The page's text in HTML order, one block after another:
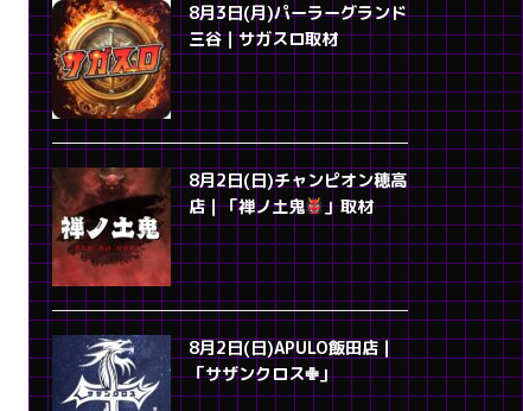
8月3日(月)パーラーグランド
三谷｜サガスロ取材
8月2日(日)チャンピオン穂高
店｜「禅ノ土鬼
」取材
8月2日(日)APULO飯田店｜
「サザンクロス✙」